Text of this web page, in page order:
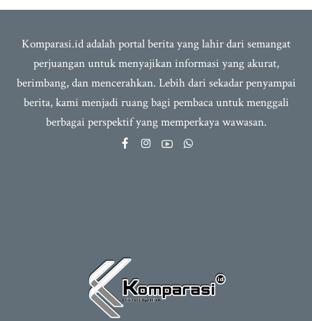
Komparasi.id adalah portal berita yang lahir dari semangat
perjuangan untuk menyajikan informasi yang akurat,
berimbang, dan mencerahkan. Lebih dari sekadar penyampai
berita, kami menjadi ruang bagi pembaca untuk menggali
berbagai perspektif yang memperkaya wawasan.